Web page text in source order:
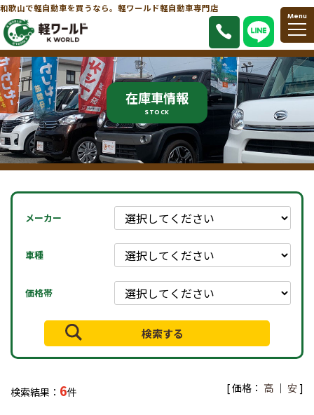
和歌山で軽自動車を買うなら。軽ワールド軽自動車専門店
Menu
在庫車情報
STOCK
メーカー
車種
価格帯
検索結果： 6件 [ 価格： 高 ｜ 安 ]